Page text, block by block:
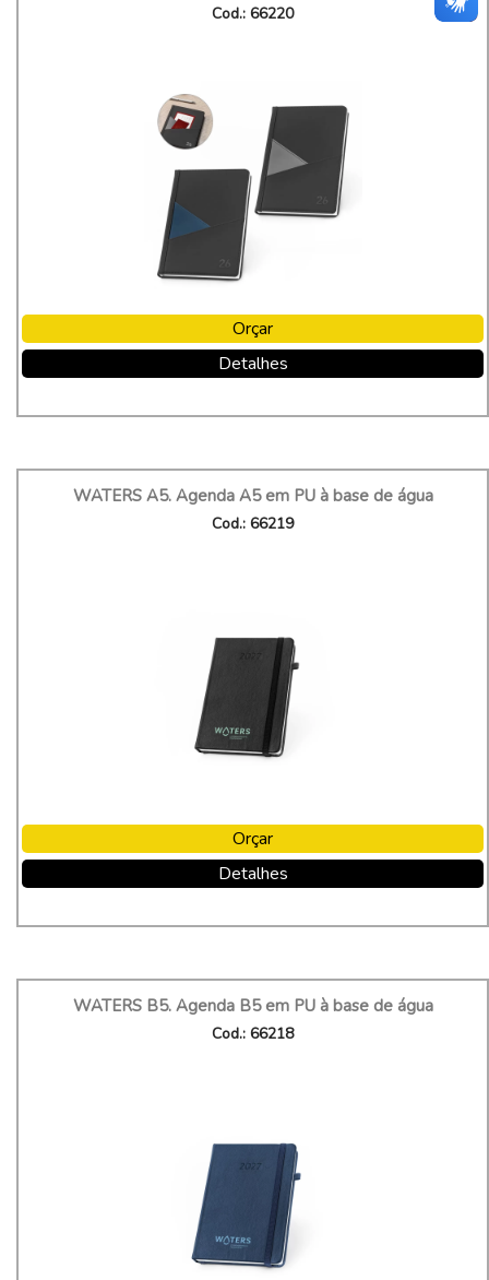
Cod.: 66220
Orçar
Detalhes
WATERS A5. Agenda A5 em PU à base de água
Cod.: 66219
Orçar
Detalhes
WATERS B5. Agenda B5 em PU à base de água
Cod.: 66218